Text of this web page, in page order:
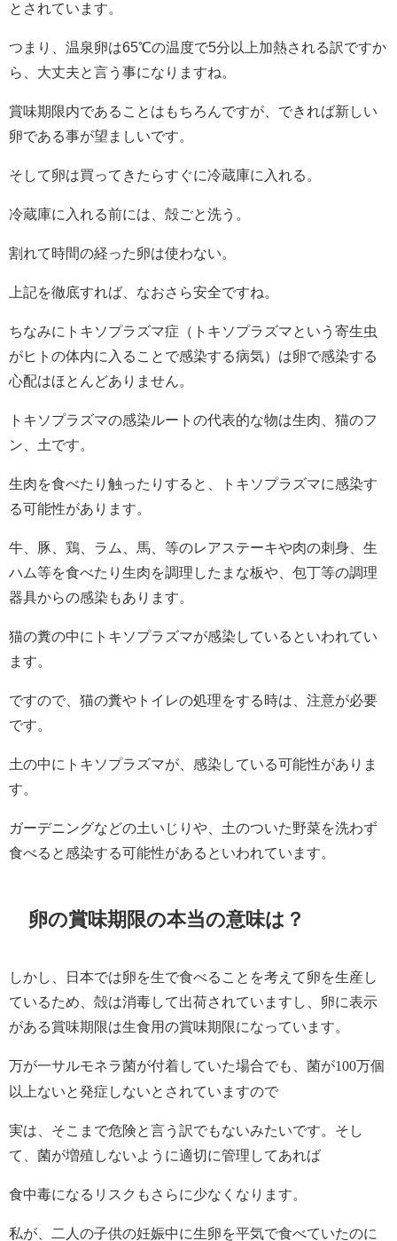
とされています。
つまり、温泉卵は65℃の温度で5分以上加熱される訳ですか
ら、大丈夫と言う事になりますね。
賞味期限内であることはもちろんですが、できれば新しい
卵である事が望ましいです。
そして卵は買ってきたらすぐに冷蔵庫に入れる。
冷蔵庫に入れる前には、殻ごと洗う。
割れて時間の経った卵は使わない。
上記を徹底すれば、なおさら安全ですね。
ちなみにトキソプラズマ症（トキソプラズマという寄生虫
がヒトの体内に入ることで感染する病気）は卵で感染する
心配はほとんどありません。
トキソプラズマの感染ルートの代表的な物は生肉、猫のフ
ン、土です。
生肉を食べたり触ったりすると、トキソプラズマに感染す
る可能性があります。
牛、豚、鶏、ラム、馬、等のレアステーキや肉の刺身、生
ハム等を食べたり生肉を調理したまな板や、包丁等の調理
器具からの感染もあります。
猫の糞の中にトキソプラズマが感染しているといわれてい
ます。
ですので、猫の糞やトイレの処理をする時は、注意が必要
です。
土の中にトキソプラズマが、感染している可能性がありま
す。
ガーデニングなどの土いじりや、土のついた野菜を洗わず
食べると感染する可能性があるといわれています。
卵の賞味期限の本当の意味は？
しかし、日本では卵を生で食べることを考えて卵を生産し
ているため、殻は消毒して出荷されていますし、卵に表示
がある賞味期限は生食用の賞味期限になっています。
万が一サルモネラ菌が付着していた場合でも、菌が100万個
以上ないと発症しないとされていますので
実は、そこまで危険と言う訳でもないみたいです。そし
て、菌が増殖しないように適切に管理してあれば
食中毒になるリスクもさらに少なくなります。
私が、二人の子供の妊娠中に生卵を平気で食べていたのに